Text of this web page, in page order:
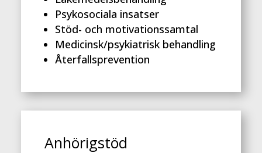
Psykosociala insatser
Stöd- och motivationssamtal
Medicinsk/psykiatrisk behandling
Återfallsprevention
Anhörigstöd